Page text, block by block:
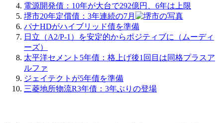
電源開発債：10年が大台で292億円、6年は上限
堺市20年定償債：3年連続の7月
パナHDがハイブリッド債を準備
日立（A2/P-1）を安定的からポジティブに（ムーディ
ーズ）
太平洋セメント5年債：格上げ後1回目は同格プラスア
ルファ
ジェイテクトが5年債を準備
三菱地所物流R3年債：3年ぶりの登場